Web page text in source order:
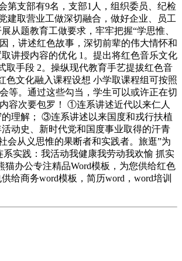
第支部有9名，支部1人，组织委员、纪检
建取营业工做深切融合，做好企业、员工
从题教育工做要求，牢牢把握“学思惟、
，讲述红色故事，深切前辈的伟大情怀和
讲授内容的优化 1。提出将红色音乐文化
取手段 2。操纵现代教育手艺提拔红色音
色文化融入课程设想 小学取课程组可按照
等。通过这些勾当，学生可以或许正在切
容次要包罗！ ①连系讲述近代以来仁人
理解； ③连系讲述以来国度和戎行扶植
动史、新时代党和国度事业取得的汗青
会从义思惟的果断者和实践者。旅逛”为
实践：我活动我健康我劳动我欢愉 抓实
办公专注精品Word模板，为您供给红色
给商务word模板，简历word，word培训